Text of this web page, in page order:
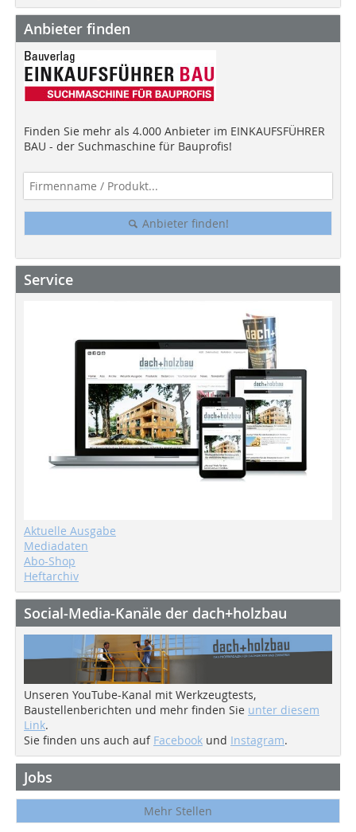
Anbieter finden
Finden Sie mehr als 4.000 Anbieter im EINKAUFSFÜHRER
BAU - der Suchmaschine für Bauprofis!
Anbieter finden!
Service
Aktuelle Ausgabe
Mediadaten
Abo-Shop
Heftarchiv
Social-Media-Kanäle der dach+holzbau
Unseren YouTube-Kanal mit Werkzeugtests,
Baustellenberichten und mehr finden Sie unter diesem
Link.
Sie finden uns auch auf Facebook und Instagram.
Jobs
Mehr Stellen